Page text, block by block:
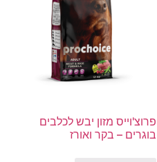
פרוצ'וייס מזון יבש לכלבים
בוגרים – בקר ואורז